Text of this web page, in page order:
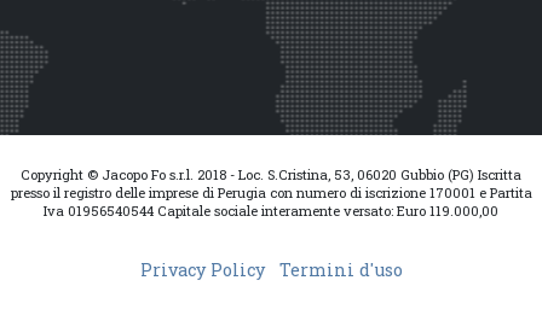
Copyright © Jacopo Fo s.r.l. 2018 - Loc. S.Cristina, 53, 06020 Gubbio (PG) Iscritta
presso il registro delle imprese di Perugia con numero di iscrizione 170001 e Partita
Iva 01956540544 Capitale sociale interamente versato: Euro 119.000,00
Privacy Policy Termini d'uso